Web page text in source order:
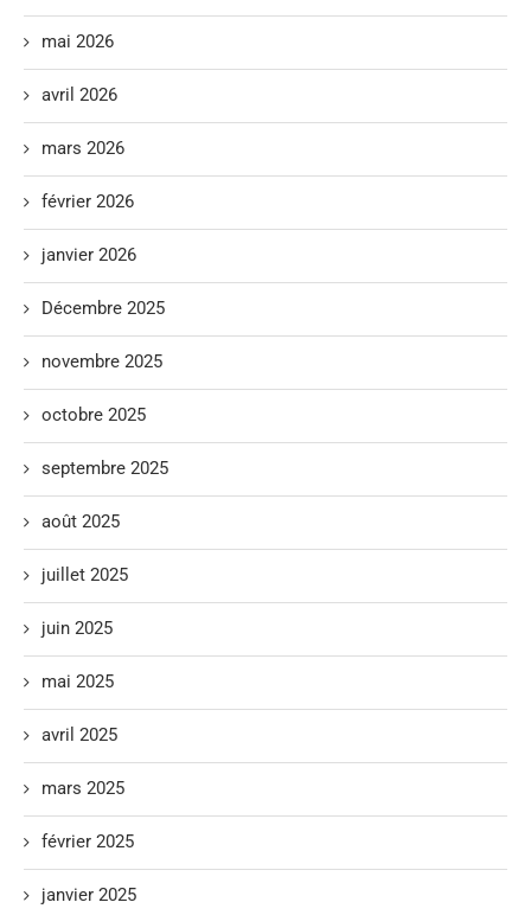
mai 2026
avril 2026
mars 2026
février 2026
janvier 2026
Décembre 2025
novembre 2025
octobre 2025
septembre 2025
août 2025
juillet 2025
juin 2025
mai 2025
avril 2025
mars 2025
février 2025
janvier 2025